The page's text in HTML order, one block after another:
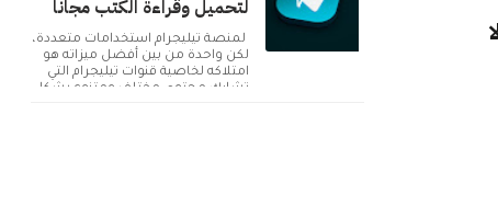
لتحميل وقراءة الكتب مجانا
لمنصة تيليجرام استخدامات متعددة،
لكن واحدة من بين أفضل ميزاته هو
امتلاكه لخاصية قنوات تيليجرام التي
تشارك محتوى مختلف ومتنوع بشكل